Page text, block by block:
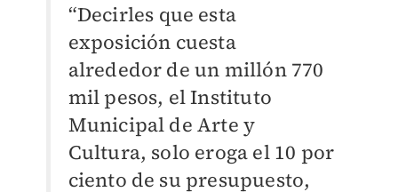
“Decirles que esta
exposición cuesta
alrededor de un millón 770
mil pesos, el Instituto
Municipal de Arte y
Cultura, solo eroga el 10 por
ciento de su presupuesto,